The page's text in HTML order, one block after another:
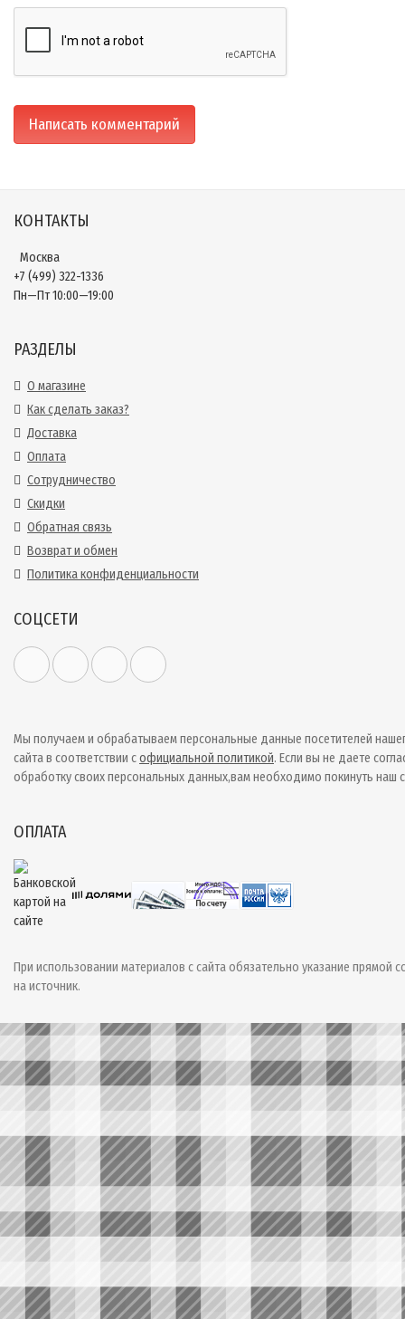
КОНТАКТЫ
Москва
+7 (499) 322-1336
Пн—Пт 10:00—19:00
РАЗДЕЛЫ
О магазине
Как сделать заказ?
Доставка
Оплата
Сотрудничество
Скидки
Обратная связь
Возврат и обмен
Политика конфиденциальности
СОЦСЕТИ
Мы получаем и обрабатываем персональные данные посетителей
сайта в соответствии софициальной политикой. Если вы не даете
обработку своих персональных данных,вам необходимо покинуть наш
ОПЛАТА
При использовании материалов с сайта обязательно указание прямой
на источник.